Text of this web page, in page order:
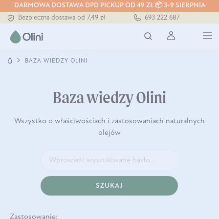
DARMOWA DOSTAWA DPD PICKUP OD 49 ZŁ 📦 3-9 SIERPNIA
Tłoczony zawsze na zimno
Bezpieczna dostawa od 7,49 zł
Tłoczony zawsze na zimno
693 222 687
BAZA WIEDZY OLINI
Baza wiedzy Olini
Wszystko o właściwościach i zastosowaniach naturalnych
olejów
SZUKAJ
Zastosowanie: